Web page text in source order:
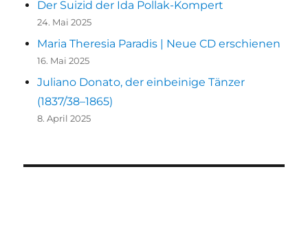
Der Suizid der Ida Pollak-Kompert
24. Mai 2025
Maria Theresia Paradis | Neue CD erschienen
16. Mai 2025
Juliano Donato, der einbeinige Tänzer
(1837/38–1865)
8. April 2025